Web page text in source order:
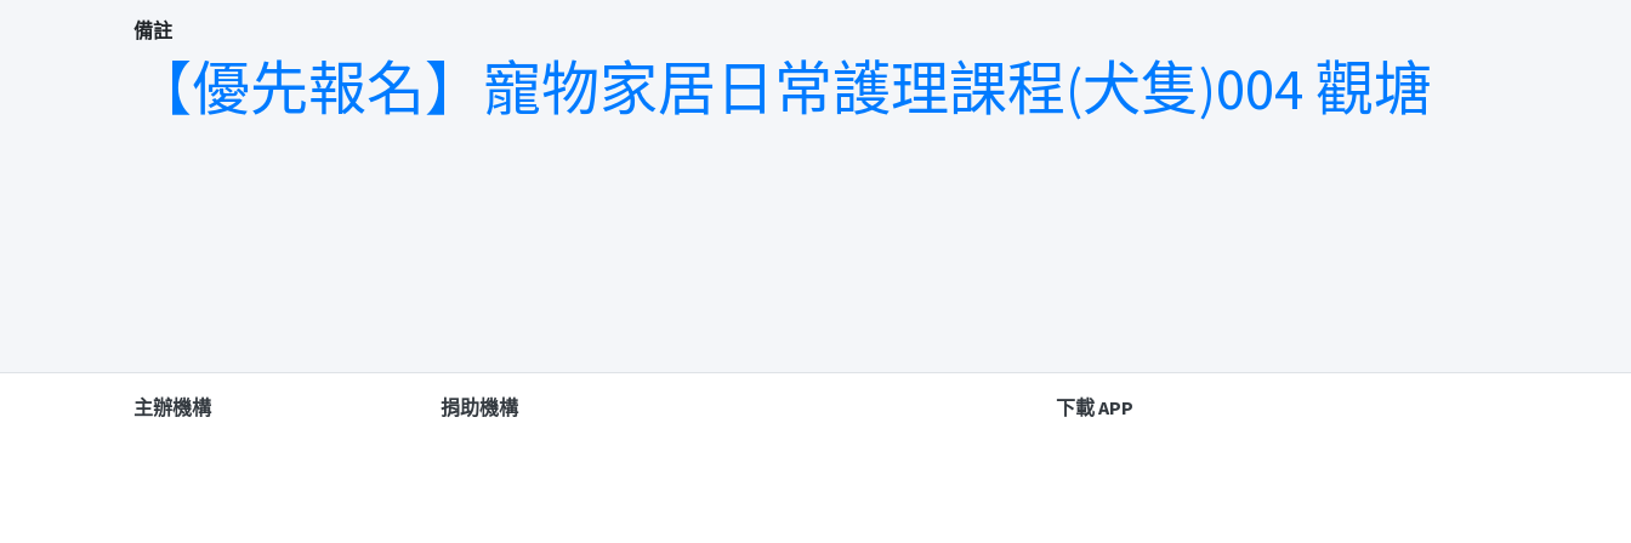
備註
【優先報名】寵物家居日常護理課程(犬隻)004 觀塘
主辦機構 捐助機構 下載 APP